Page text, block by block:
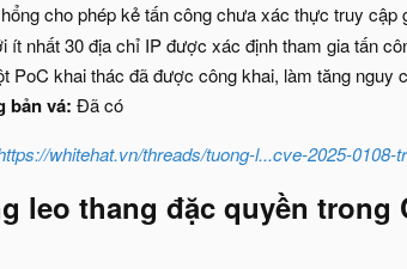
cho phép kẻ tấn công chưa xác thực truy
ít nhất 30 địa chỉ IP được xác định tham gia tấn
PoC khai thác đã được công khai, làm tăng
bản vá: Đã có
whitehat.vn/threads/tuong-l...cve-2025-0108-
leo thang đặc quyền trong